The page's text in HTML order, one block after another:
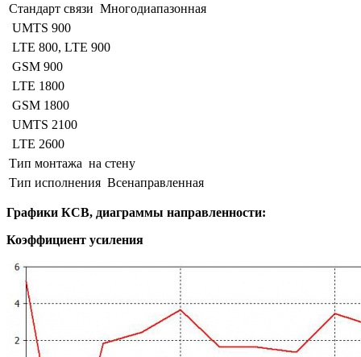
Стандарт связи Многодиапазонная
UMTS 900
LTE 800, LTE 900
GSM 900
LTE 1800
GSM 1800
UMTS 2100
LTE 2600
Тип монтажа на стену
Тип исполнения Всенаправленная
Графики КСВ, диаграммы направленности:
Коэффициент усиления